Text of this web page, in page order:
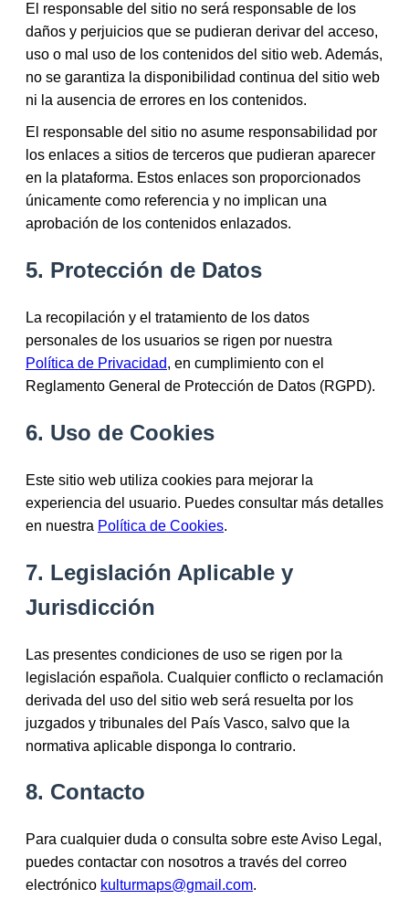
El responsable del sitio no será responsable de los
daños y perjuicios que se pudieran derivar del acceso,
uso o mal uso de los contenidos del sitio web. Además,
no se garantiza la disponibilidad continua del sitio web
ni la ausencia de errores en los contenidos.
El responsable del sitio no asume responsabilidad por
los enlaces a sitios de terceros que pudieran aparecer
en la plataforma. Estos enlaces son proporcionados
únicamente como referencia y no implican una
aprobación de los contenidos enlazados.
5. Protección de Datos
La recopilación y el tratamiento de los datos
personales de los usuarios se rigen por nuestra
Política de Privacidad, en cumplimiento con el
Reglamento General de Protección de Datos (RGPD).
6. Uso de Cookies
Este sitio web utiliza cookies para mejorar la
experiencia del usuario. Puedes consultar más detalles
en nuestra Política de Cookies.
7. Legislación Aplicable y
Jurisdicción
Las presentes condiciones de uso se rigen por la
legislación española. Cualquier conflicto o reclamación
derivada del uso del sitio web será resuelta por los
juzgados y tribunales del País Vasco, salvo que la
normativa aplicable disponga lo contrario.
8. Contacto
Para cualquier duda o consulta sobre este Aviso Legal,
puedes contactar con nosotros a través del correo
electrónico kulturmaps@gmail.com.